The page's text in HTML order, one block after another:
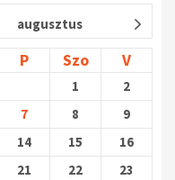
augusztus
P Szo V
1
2
7 8
9
14 15
16
21 22 23